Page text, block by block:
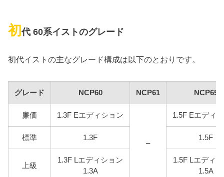
初代 60系イストのグレード
初代イストの主なグレード構成は以下のとおりです。
グレード NCP60 NCP61 NCP65
廉価 1.3F Eエディション
–
1.5F Eエディ
標準 1.3F 1.5F
上級
1.3F Lエディション
1.3A
1.5F Lエディ
1.5A